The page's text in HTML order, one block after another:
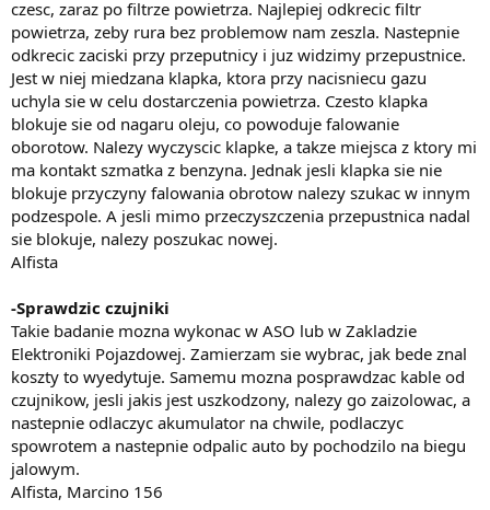
czesc, zaraz po filtrze powietrza. Najlepiej odkrecic filtr
powietrza, zeby rura bez problemow nam zeszla. Nastepnie
odkrecic zaciski przy przeputnicy i juz widzimy przepustnice.
Jest w niej miedzana klapka, ktora przy nacisniecu gazu
uchyla sie w celu dostarczenia powietrza. Czesto klapka
blokuje sie od nagaru oleju, co powoduje falowanie
oborotow. Nalezy wyczyscic klapke, a takze miejsca z ktory mi
ma kontakt szmatka z benzyna. Jednak jesli klapka sie nie
blokuje przyczyny falowania obrotow nalezy szukac w innym
podzespole. A jesli mimo przeczyszczenia przepustnica nadal
sie blokuje, nalezy poszukac nowej.
Alfista
-Sprawdzic czujniki
Takie badanie mozna wykonac w ASO lub w Zakladzie
Elektroniki Pojazdowej. Zamierzam sie wybrac, jak bede znal
koszty to wyedytuje. Samemu mozna posprawdzac kable od
czujnikow, jesli jakis jest uszkodzony, nalezy go zaizolowac, a
nastepnie odlaczyc akumulator na chwile, podlaczyc
spowrotem a nastepnie odpalic auto by pochodzilo na biegu
jalowym.
Alfista, Marcino 156